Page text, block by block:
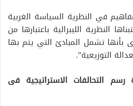
في النظرية السياسة الغربية
النظرية الليبرالية باعتبارها من
بأنها تشمل المبادئ التي يتم بها
التوزيعية”.
رسم التحالفات الاستراتيجية فى